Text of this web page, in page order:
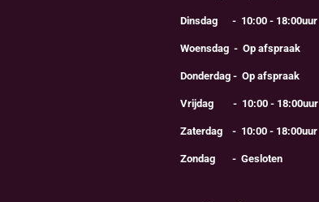
Dinsdag - 10:00 - 18:00uur
Woensdag - Op afspraak
Donderdag - Op afspraak
Vrijdag - 10:00 - 18:00uur
Zaterdag - 10:00 - 18:00uur
Zondag - Gesloten